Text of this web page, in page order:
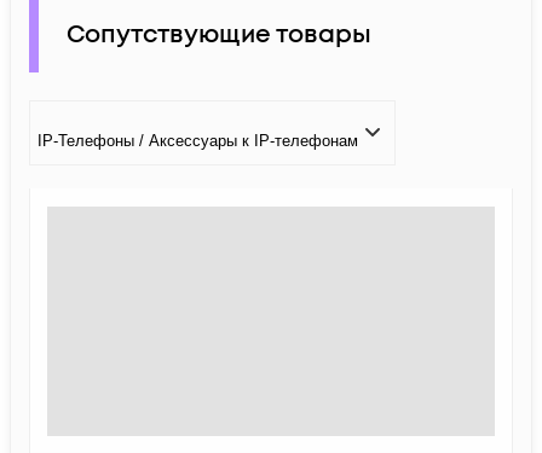
Сопутствующие товары
IP-Телефоны / Аксессуары к IP-телефонам